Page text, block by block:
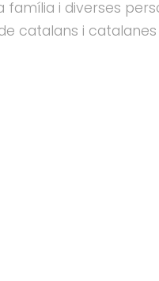
i diverses
catalans i